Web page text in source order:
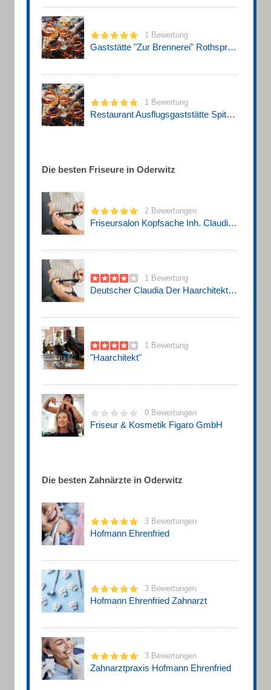
1 Bewertung
Gaststätte "Zur Brennerei" Rothsprach Sven
1 Bewertung
Restaurant Ausflugsgaststätte Spitzbergbaude
Die besten Friseure in Oderwitz
2 Bewertungen
Friseursalon Kopfsache Inh. Claudia Schreier Friseur
1 Bewertung
Deutscher Claudia Der Haarchitekt Friseur
1 Bewertung
"Haarchitekt"
0 Bewertungen
Friseur & Kosmetik Figaro GmbH
Die besten Zahnärzte in Oderwitz
3 Bewertungen
Hofmann Ehrenfried
3 Bewertungen
Hofmann Ehrenfried Zahnarzt
3 Bewertungen
Zahnarztpraxis Hofmann Ehrenfried